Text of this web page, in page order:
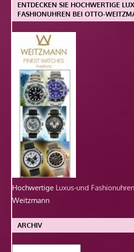
ENTDECKEN SIE HOCHWERTIGE
FASHIONUHREN BEI OTTO-
Hochwertige Luxus-und Fashionuhren
Weitzmann
ARCHIV